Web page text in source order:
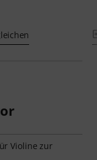
Violine zur